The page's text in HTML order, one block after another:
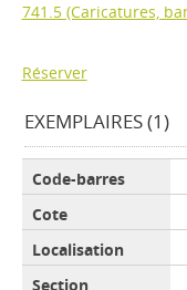
741.5 (Caricatures,
Réserver
EXEMPLAIRES (1)